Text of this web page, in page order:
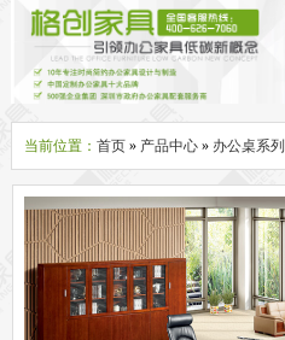
办公屏风隔断系列
办公屏风卡位
高隔断墙 折叠屏风
组
办公桌系列
会议桌
办公椅系列
休闲椅
老板大班椅 职员办公椅 会议
办公沙发|茶几系列
办公沙发
贵宾沙发 茶几
茶水柜
文件柜系列
地柜
间隔柜 矮柜 实
当前位置： 首页» 产品中心» 办公桌系列